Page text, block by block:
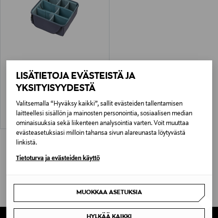
LISÄTIETOJA EVÄSTEISTÄ JA
YKSITYISYYDESTÄ
Valitsemalla “Hyväksy kaikki”, sallit evästeiden tallentamisen
laitteellesi sisällön ja mainosten personointia, sosiaalisen median
ominaisuuksia sekä liikenteen analysointia varten. Voit muuttaa
evästeasetuksiasi milloin tahansa sivun alareunasta löytyvästä
linkistä.
Tietoturva ja evästeiden käyttö
MUOKKAA ASETUKSIA
SHIMODA
Shimoda Core Unit Medium
Mirrorless V2 kameraosio